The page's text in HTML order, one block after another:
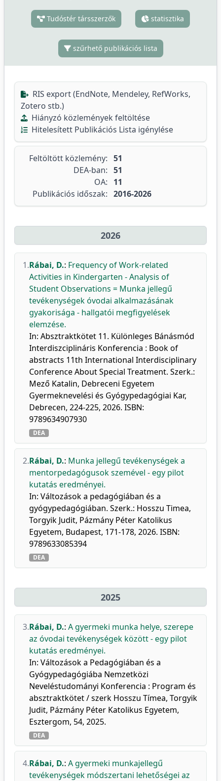
Tudóstér társszerzők statisztika
szűrhető publikációs lista
RIS export (EndNote, Mendeley, RefWorks,
Zotero stb.)
Hiányzó közlemények feltöltése
Hitelesített Publikációs Lista igénylése
Feltöltött közlemény: 51
DEA-ban: 51
OA:
11
Publikációs időszak: 2016-2026
2026
1.Rábai, D.: Frequency of Work-related
Activities in Kindergarten - Analysis of
Student Observations = Munka jellegű
tevékenységek óvodai alkalmazásának
gyakorisága - hallgatói megfigyelések
elemzése.
In: Absztraktkötet 11. Különleges Bánásmód
Interdiszciplináris Konferencia : Book of
abstracts 11th International Interdisciplinary
Conference About Special Treatment. Szerk.:
Mező Katalin, Debreceni Egyetem
Gyermeknevelési és Gyógypedagógiai Kar,
Debrecen, 224-225, 2026. ISBN:
9789634907930
DEA
2.Rábai, D.: Munka jellegű tevékenységek a
mentorpedagógusok szemével - egy pilot
kutatás eredményei.
In: Változások a pedagógiában és a
gyógypedagógiában. Szerk.: Hosszu Timea,
Torgyik Judit, Pázmány Péter Katolikus
Egyetem, Budapest, 171-178, 2026. ISBN:
9789633085394
DEA
2025
3.Rábai, D.: A gyermeki munka helye, szerepe
az óvodai tevékenységek között - egy pilot
kutatás eredményei.
In: Változások a Pedagógiában és a
Gyógypedagógiába Nemzetközi
Neveléstudományi Konferencia : Program és
absztraktkötet / szerk Hosszu Tímea, Torgyik
Judit, Pázmány Péter Katolikus Egyetem,
Esztergom, 54, 2025.
DEA
4.Rábai, D.: A gyermeki munkajellegű
tevékenységek módszertani lehetőségei az